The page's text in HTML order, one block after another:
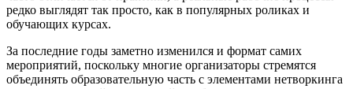
редко выглядят так просто, как в популярных роликах и
обучающих курсах.
За последние годы заметно изменился и формат самих
мероприятий, поскольку многие организаторы стремятся
объединять образовательную часть с элементами нетворкинга